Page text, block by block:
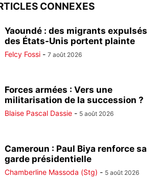
CONNEXES
Yaoundé : des migrants expulsés
des États-Unis portent plainte
Felcy Fossi - 7 août 2026
Forces armées : Vers une
militarisation de la succession ?
Blaise Pascal Dassie - 5 août 2026
Cameroun : Paul Biya renforce sa
garde présidentielle
Chamberline Massoda (Stg) - 5 août 2026